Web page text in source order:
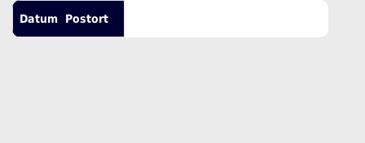
Datum Postort